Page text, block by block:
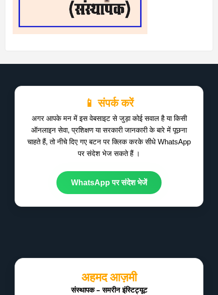
📱 संपर्क करें
अगर आपके मन में इस वेबसाइट से जुड़ा कोई सवाल है या किसी
ऑनलाइन सेवा, प्रशिक्षण या सरकारी जानकारी के बारे में पूछना
चाहते हैं, तो नीचे दिए गए बटन पर क्लिक करके सीधे WhatsApp
पर संदेश भेज सकते हैं ।
WhatsApp पर संदेश भेजें
अहमद आज़मी
संस्थापक – समरीन इंस्टिट्यूट